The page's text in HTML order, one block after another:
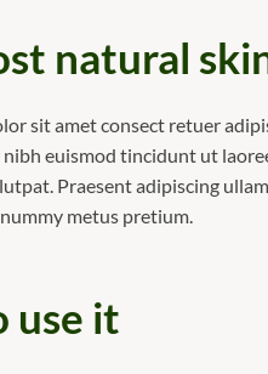
natural
sit amet consect retuer
euismod tincidunt ut
Praesent adipiscing
metus pretium.
use it